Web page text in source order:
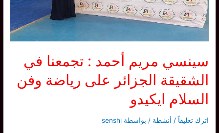
الأطر
العربية
ايكيدو
سينسي مريم أحمد : تجمعنا في
الشقيقة الجزائر على رياضة وفن
السلام ايكيدو
اترك تعليقاً / أنشطة / بواسطة senshi